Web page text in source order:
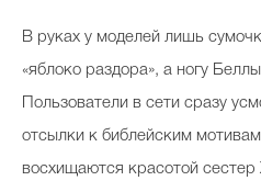
В руках у моделей лишь
«яблоко раздора», а ногу
Пользователи в сети сразу
отсылки к библейским
восхищаются красотой